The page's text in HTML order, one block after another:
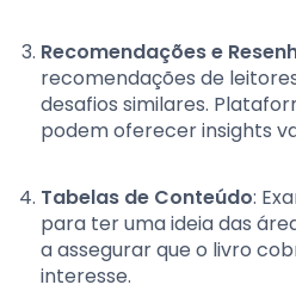
Recomendações e
recomendações de
desafios similares.
podem oferecer insights
Tabelas de Conteúdo:
para ter uma ideia das
a assegurar que o livro
interesse.